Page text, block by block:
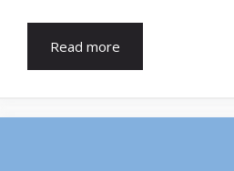
Read more